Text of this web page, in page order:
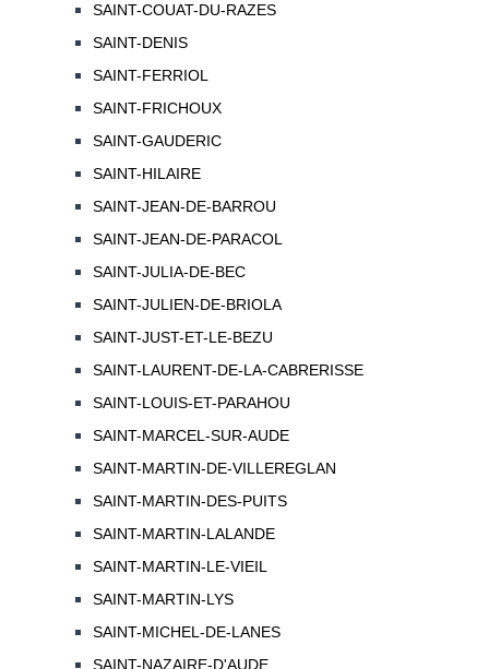
SAINT-COUAT-DU-RAZES
SAINT-DENIS
SAINT-FERRIOL
SAINT-FRICHOUX
SAINT-GAUDERIC
SAINT-HILAIRE
SAINT-JEAN-DE-BARROU
SAINT-JEAN-DE-PARACOL
SAINT-JULIA-DE-BEC
SAINT-JULIEN-DE-BRIOLA
SAINT-JUST-ET-LE-BEZU
SAINT-LAURENT-DE-LA-CABRERISSE
SAINT-LOUIS-ET-PARAHOU
SAINT-MARCEL-SUR-AUDE
SAINT-MARTIN-DE-VILLEREGLAN
SAINT-MARTIN-DES-PUITS
SAINT-MARTIN-LALANDE
SAINT-MARTIN-LE-VIEIL
SAINT-MARTIN-LYS
SAINT-MICHEL-DE-LANES
SAINT-NAZAIRE-D'AUDE